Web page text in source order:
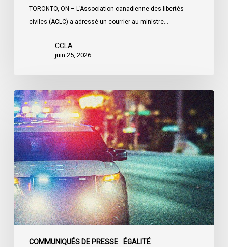
mentaleTORONTO, ON – L’Association canadienne des libertés
civiles (ACLC) a adressé un courrier au ministre…
CCLA
juin 25, 2026
COMMUNIQUÉS DE PRESSE ÉGALITÉ
Appels
en
faveur
d’une
commission
d’enquête
publique
sur
le
racisme